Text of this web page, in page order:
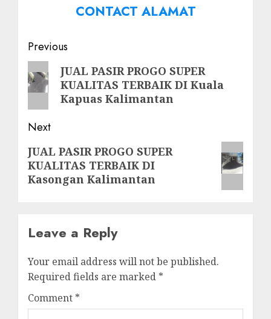
CONTACT ALAMAT
Post
navigation
Previous
Previous
post:
JUAL PASIR PROGO SUPER
KUALITAS TERBAIK DI Kuala
Kapuas Kalimantan
Next
Next
post:
JUAL PASIR PROGO SUPER
KUALITAS TERBAIK DI
Kasongan Kalimantan
Leave a Reply
Your email address will not be published.
Required fields are marked *
Comment *